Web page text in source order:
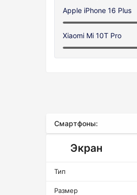
Apple iPhone 16 Plus
Xiaomi Mi 10T Pro
Смартфоны:
Экран
Тип
Размер